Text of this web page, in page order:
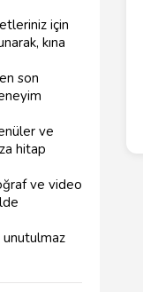
için
kına
son
ve
hitap
ve video
unutulmaz